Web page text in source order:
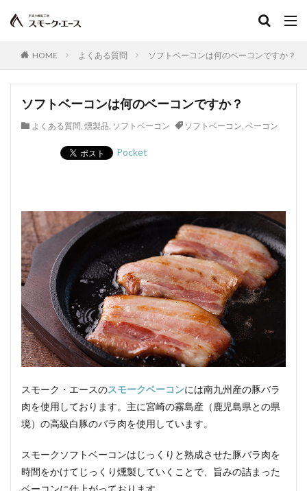
HOME よくある質問 ソフトベーコンは何のベーコンですか？
ソフトベーコンは何のベーコンですか？
よくある質問, 燻製品, ソフトベーコン ソフトベーコン, ベーコン
Pocket
スモーク・エースのスモークベーコンには南九州産の豚バラ
肉を使用しております。主に宮崎の霧島産（鹿児島県との県
境）の高級白豚のバラ肉を使用しています。
スモークソフトベーコンはじっくりと熟成させた豚バラ肉を
時間をかけてじっくり燻製していくことで、旨みの詰まった
ベーコンに仕上がっております。